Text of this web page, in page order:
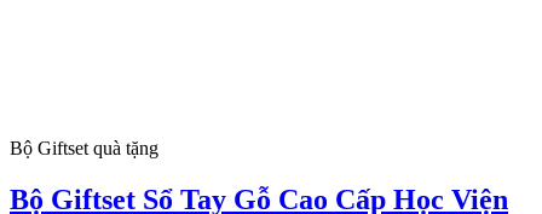
Bộ Giftset quà tặng
Bộ Giftset Sổ Tay Gỗ Cao Cấp Học Viện